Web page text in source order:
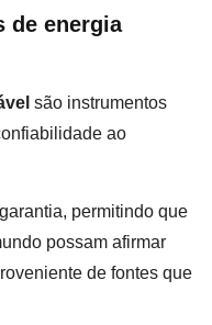
de energia
são instrumentos
ao
permitindo que
possam afirmar
de fontes que